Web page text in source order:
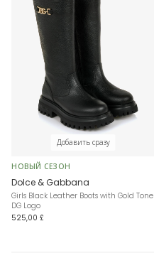
Добавить сразу
НОВЫЙ СЕЗОН
Dolce & Gabbana
Girls Black Leather Boots with Gold Tone
DG Logo
525,00 £